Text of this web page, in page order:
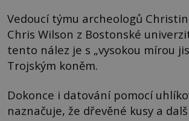
Vedoucí týmu archeologů
Chris Wilson z Bostonské
tento nález je s „vysokou mírou
Trojským koněm.
Dokonce i datování pomocí
naznačuje, že dřevěné kusy a